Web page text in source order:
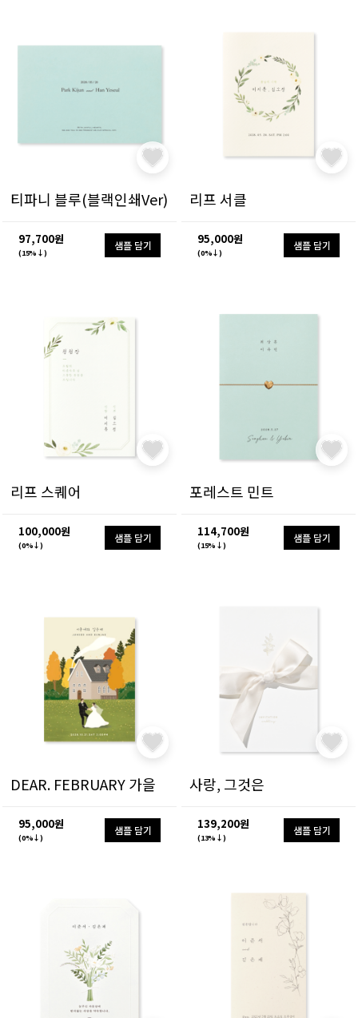
티파니 블루(블랙인쇄Ver)
97,700원
(15%↓)
샘플 담기
리프 서클
95,000원
(0%↓)
샘플 담기
리프 스퀘어
100,000원
(0%↓)
샘플 담기
포레스트 민트
114,700원
(15%↓)
샘플 담기
DEAR. FEBRUARY 가을
95,000원
(0%↓)
샘플 담기
사랑, 그것은
139,200원
(13%↓)
샘플 담기